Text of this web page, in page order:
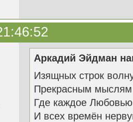
Аркадий Эйдман
Изящных строк
Прекрасным мыслям
Где каждое
И всех времён